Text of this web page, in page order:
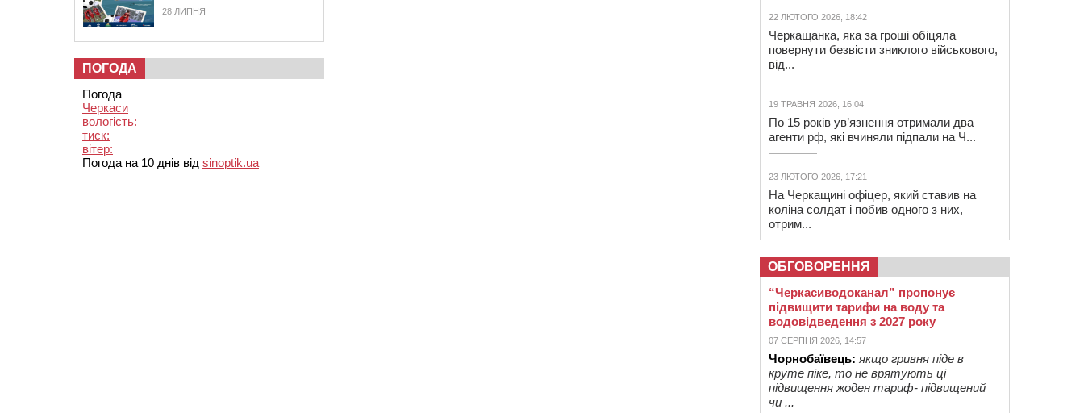
28 ЛИПНЯ
ПОГОДА
Погода
Черкаси
вологість:
тиск:
вітер:
Погода на 10 днів від sinoptik.ua
22 ЛЮТОГО 2026, 18:42
Черкащанка, яка за гроші обіцяла
повернути безвісти зниклого військового,
від...
19 ТРАВНЯ 2026, 16:04
По 15 років ув’язнення отримали два
агенти рф, які вчиняли підпали на Ч...
23 ЛЮТОГО 2026, 17:21
На Черкащині офіцер, який ставив на
коліна солдат і побив одного з них,
отрим...
ОБГОВОРЕННЯ
“Черкасиводоканал” пропонує
підвищити тарифи на воду та
водовідведення з 2027 року
07 СЕРПНЯ 2026, 14:57
Чорнобаївець: якщо гривня піде в
круте піке, то не врятують ці
підвищення жоден тариф- підвищений
чи ...